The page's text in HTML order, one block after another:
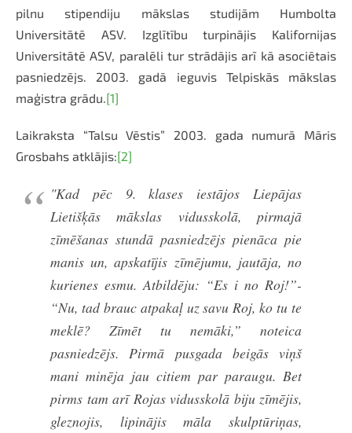
pilnu stipendiju mākslas studijām Humbolta
Universitātē ASV. Izglītību turpinājis Kalifornijas
Universitātē ASV, paralēli tur strādājis arī kā asociētais
pasniedzējs. 2003. gadā ieguvis Telpiskās mākslas
maģistra grādu.[1]
Laikraksta “Talsu Vēstis” 2003. gada numurā Māris
Grosbahs atklājis:[2]
"Kad pēc 9. klases iestājos Liepājas
Lietišķās mākslas vidusskolā, pirmajā
zīmēšanas stundā pasniedzējs pienāca pie
manis un, apskatījis zīmējumu, jautāja, no
kurienes esmu. Atbildēju: “Es i no Roj!”-
“Nu, tad brauc atpakaļ uz savu Roj, ko tu te
meklē? Zīmēt tu nemāki,” noteica
pasniedzējs. Pirmā pusgada beigās viņš
mani minēja jau citiem par paraugu. Bet
pirms tam arī Rojas vidusskolā biju zīmējis,
gleznojis, lipinājis māla skulptūriņas,